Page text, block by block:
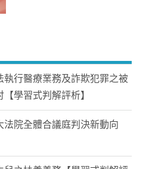
執行醫療業務及詐欺犯罪之被
學習式判解評析】
院全體合議庭判決新動向